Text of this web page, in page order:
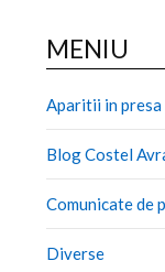
MENIU
Aparitii in presa
Blog Costel
Comunicate de
Diverse